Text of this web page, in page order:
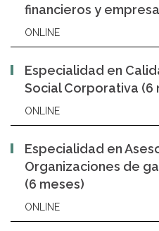
financieros y
ONLINE
Especialidad en
Social Corporativa (6
ONLINE
Especialidad en
Organizaciones de
(6 meses)
ONLINE